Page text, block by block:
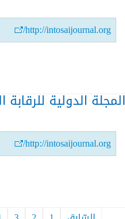
http://intosaijournal.org/
المجلة الدولية للرقابة
http://intosaijournal.org/